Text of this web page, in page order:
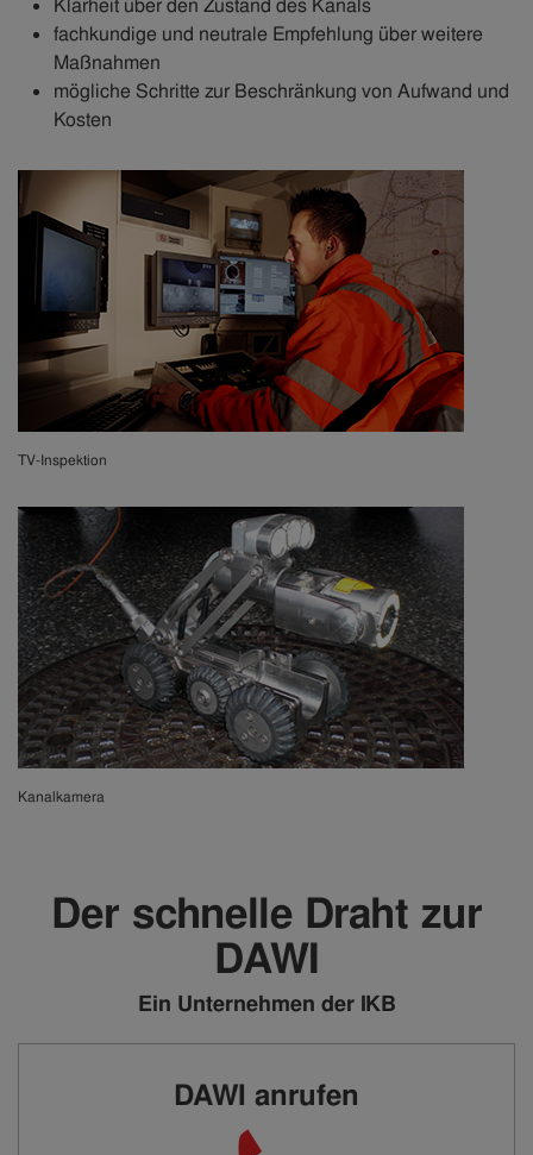
Klarheit über den Zustand des Kanals
fachkundige und neutrale Empfehlung über weitere
Maßnahmen
mögliche Schritte zur Beschränkung von Aufwand und
Kosten
TV-Inspektion
Kanalkamera
Der schnelle Draht zur
DAWI
Ein Unternehmen der IKB
DAWI anrufen